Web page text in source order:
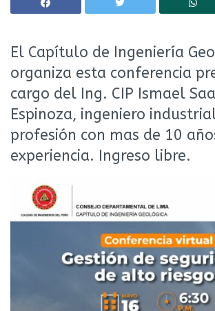
El Capítulo de Ingeniería
organiza esta conferencia
cargo del Ing. CIP Ismael
Espinoza, ingeniero
profesión con mas de 10
experiencia. Ingreso libre.